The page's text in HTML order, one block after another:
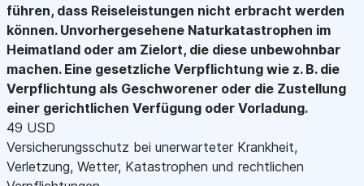
führen, dass Reiseleistungen nicht erbracht werden
können. Unvorhergesehene Naturkatastrophen im
Heimatland oder am Zielort, die diese unbewohnbar
machen. Eine gesetzliche Verpflichtung wie z. B. die
Verpflichtung als Geschworener oder die Zustellung
einer gerichtlichen Verfügung oder Vorladung.
49 USD
Versicherungsschutz bei unerwarteter Krankheit,
Verletzung, Wetter, Katastrophen und rechtlichen